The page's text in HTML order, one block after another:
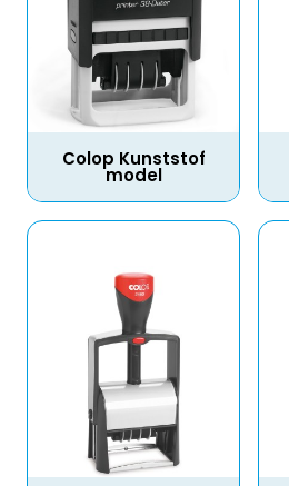
Colop Kunststof
model